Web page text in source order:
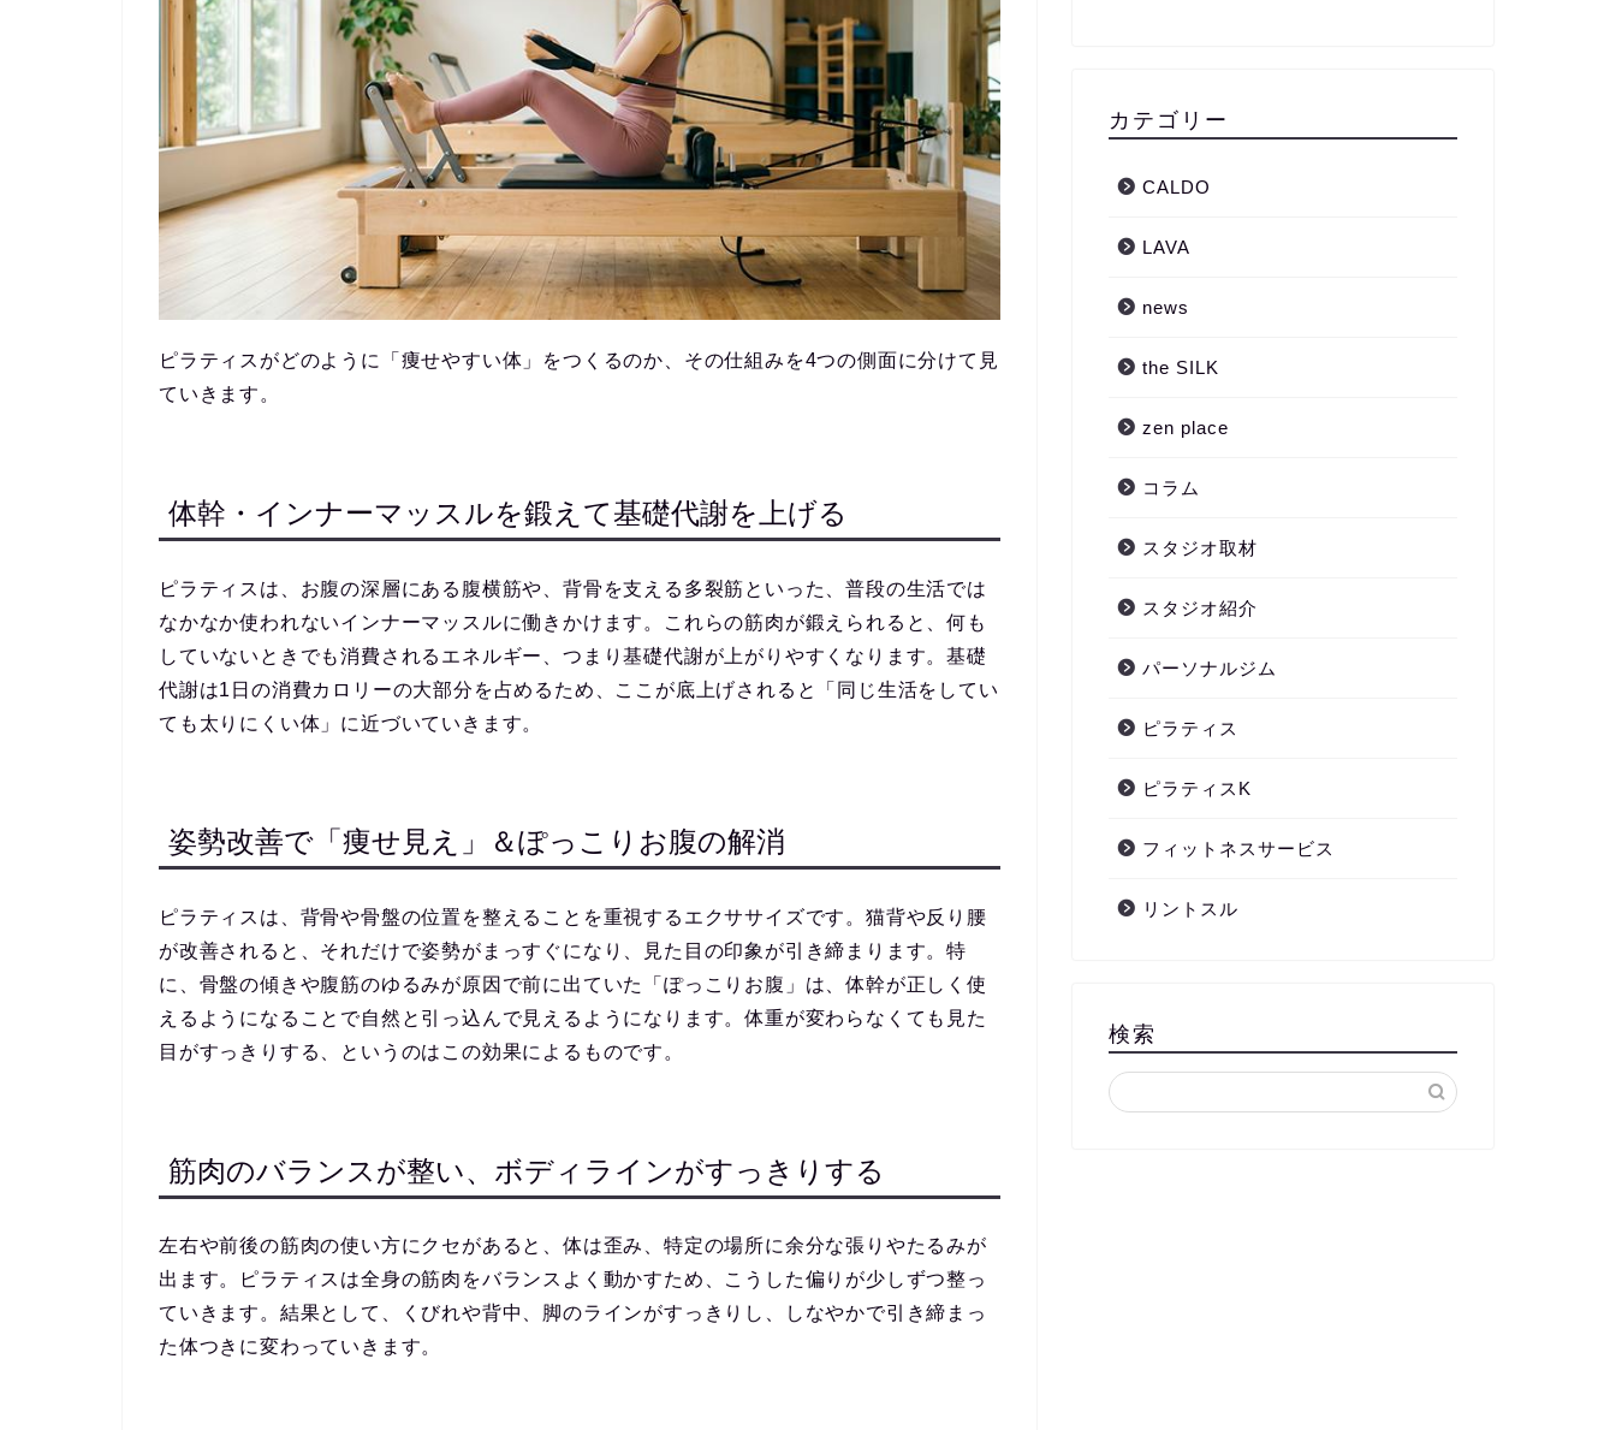
ピラティスがどのように「痩せやすい体」をつくるのか、その仕組みを4つの側面に分けて見
ていきます。
体幹・インナーマッスルを鍛えて基礎代謝を上げる
ピラティスは、お腹の深層にある腹横筋や、背骨を支える多裂筋といった、普段の生活では
なかなか使われないインナーマッスルに働きかけます。これらの筋肉が鍛えられると、何も
していないときでも消費されるエネルギー、つまり基礎代謝が上がりやすくなります。基礎
代謝は1日の消費カロリーの大部分を占めるため、ここが底上げされると「同じ生活をしてい
ても太りにくい体」に近づいていきます。
姿勢改善で「痩せ見え」＆ぽっこりお腹の解消
ピラティスは、背骨や骨盤の位置を整えることを重視するエクササイズです。猫背や反り腰
が改善されると、それだけで姿勢がまっすぐになり、見た目の印象が引き締まります。特
に、骨盤の傾きや腹筋のゆるみが原因で前に出ていた「ぽっこりお腹」は、体幹が正しく使
えるようになることで自然と引っ込んで見えるようになります。体重が変わらなくても見た
目がすっきりする、というのはこの効果によるものです。
筋肉のバランスが整い、ボディラインがすっきりする
左右や前後の筋肉の使い方にクセがあると、体は歪み、特定の場所に余分な張りやたるみが
出ます。ピラティスは全身の筋肉をバランスよく動かすため、こうした偏りが少しずつ整っ
ていきます。結果として、くびれや背中、脚のラインがすっきりし、しなやかで引き締まっ
た体つきに変わっていきます。
カテゴリー
CALDO
LAVA
news
the SILK
zen place
コラム
スタジオ取材
スタジオ紹介
パーソナルジム
ピラティス
ピラティスK
フィットネスサービス
リントスル
検索